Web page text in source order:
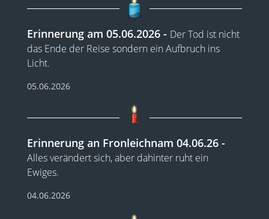
Erinnerung am 05.06.2026
Der Tod ist nicht
das Ende der Reise sondern ein Aufbruch ins
Licht.
05.06.2026
Erinnerung an Fronleichnam 04.06.26
Alles verändert sich, aber dahinter ruht ein
Ewiges.
04.06.2026